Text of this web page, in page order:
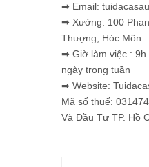
➡ Email:
➡ Xưởng: 100
Thượng, Hóc Môn
➡ Giờ làm việc : 9h
ngày trong tuần
➡ Website:
Mã số thuế:
Và Đầu Tư TP. Hồ